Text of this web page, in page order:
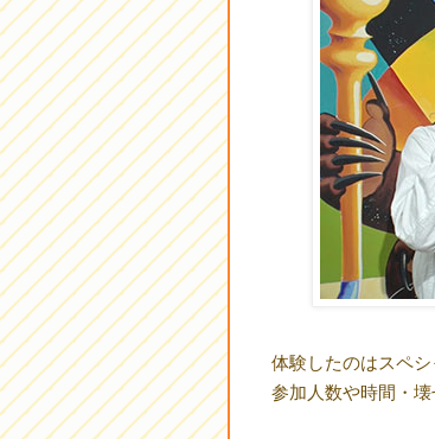
体験したのはスペシ
参加人数や時間・壊